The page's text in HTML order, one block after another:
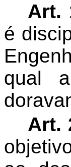
Art.
é
qual
Art.